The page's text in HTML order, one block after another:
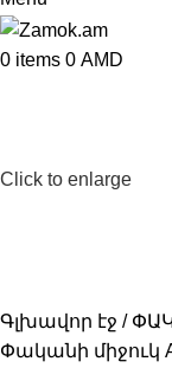
0 items 0 AMD
Click to enlarge
Գլխավոր էջ
Փականի միջուկ